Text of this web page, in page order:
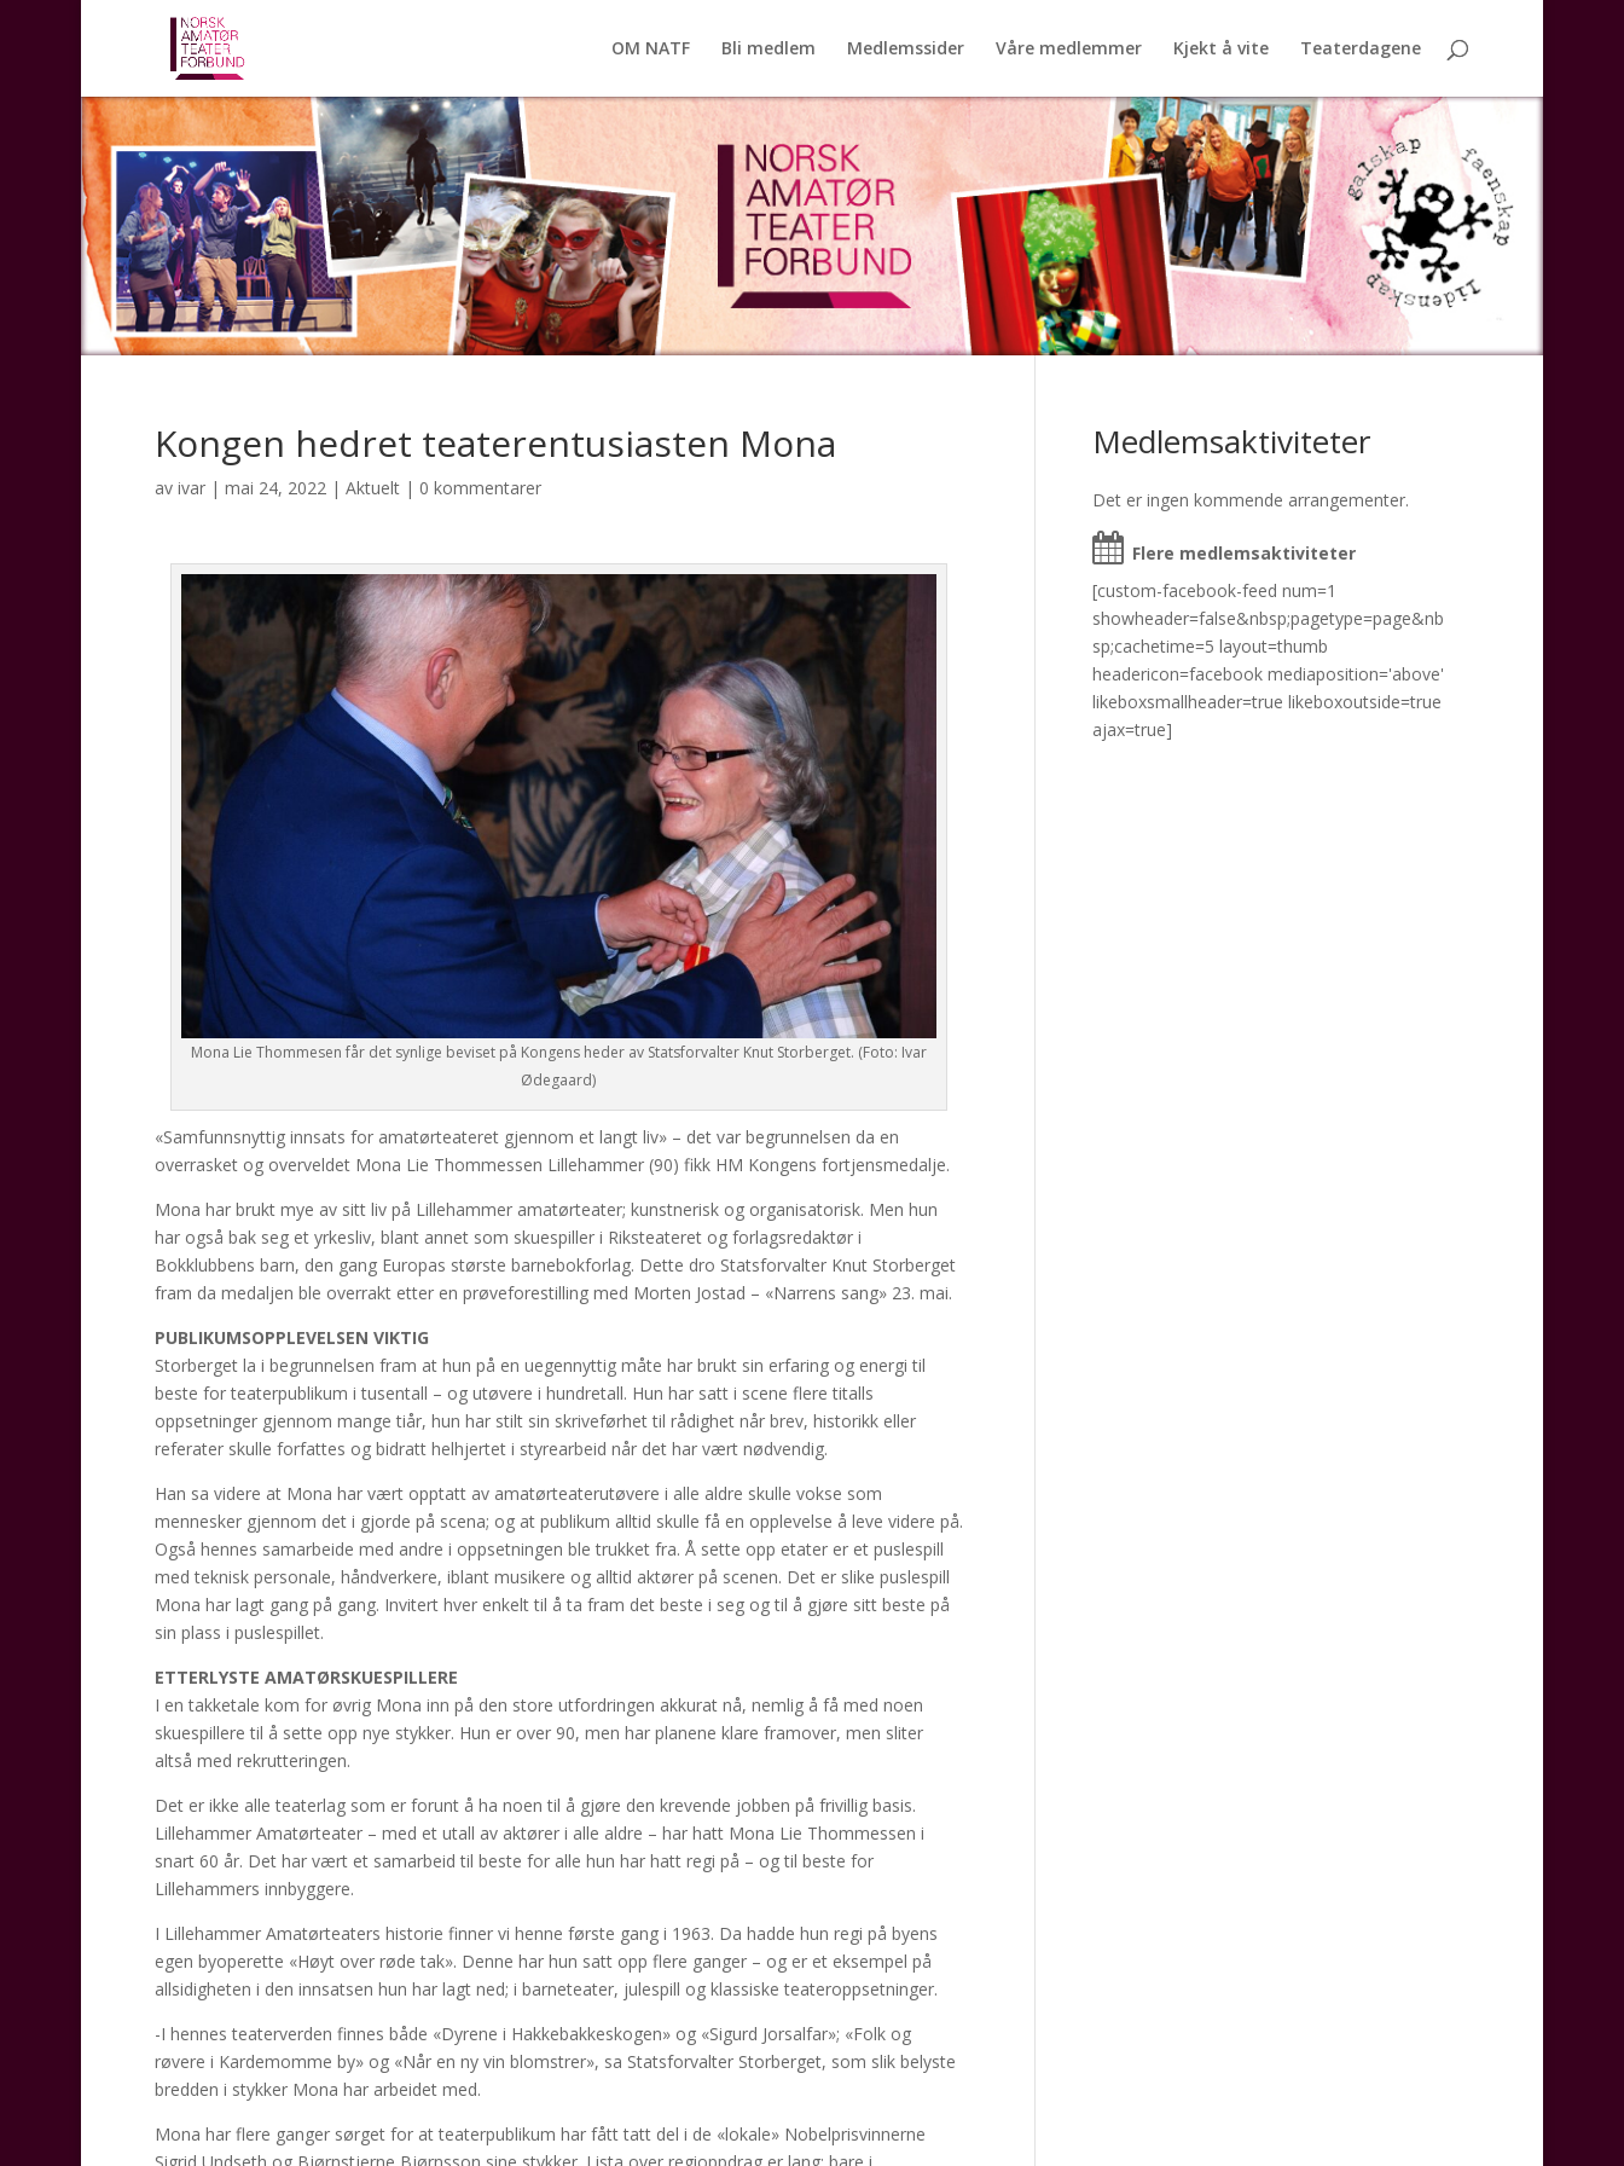
OM NATF Bli medlem Medlemssider Våre medlemmer Kjekt å vite Teaterdagene
Kongen hedret teaterentusiasten Mona
av ivar| mai 24, 2022 | Aktuelt| 0 kommentarer
Mona Lie Thommesen får det synlige beviset på Kongens heder av Statsforvalter Knut Storberget. (Foto: Ivar
Ødegaard)
«Samfunnsnyttig innsats for amatørteateret gjennom et langt liv» – det var begrunnelsen da en
overrasket og overveldet Mona Lie Thommessen Lillehammer (90) fikk HM Kongens fortjensmedalje.
Mona har brukt mye av sitt liv på Lillehammer amatørteater; kunstnerisk og organisatorisk. Men hun
har også bak seg et yrkesliv, blant annet som skuespiller i Riksteateret og forlagsredaktør i
Bokklubbens barn, den gang Europas største barnebokforlag. Dette dro Statsforvalter Knut Storberget
fram da medaljen ble overrakt etter en prøveforestilling med Morten Jostad – «Narrens sang» 23. mai.
PUBLIKUMSOPPLEVELSEN VIKTIG
Storberget la i begrunnelsen fram at hun på en uegennyttig måte har brukt sin erfaring og energi til
beste for teaterpublikum i tusentall – og utøvere i hundretall. Hun har satt i scene flere titalls
oppsetninger gjennom mange tiår, hun har stilt sin skriveførhet til rådighet når brev, historikk eller
referater skulle forfattes og bidratt helhjertet i styrearbeid når det har vært nødvendig.
Han sa videre at Mona har vært opptatt av amatørteaterutøvere i alle aldre skulle vokse som
mennesker gjennom det i gjorde på scena; og at publikum alltid skulle få en opplevelse å leve videre på.
Også hennes samarbeide med andre i oppsetningen ble trukket fra. Å sette opp etater er et puslespill
med teknisk personale, håndverkere, iblant musikere og alltid aktører på scenen. Det er slike puslespill
Mona har lagt gang på gang. Invitert hver enkelt til å ta fram det beste i seg og til å gjøre sitt beste på
sin plass i puslespillet.
ETTERLYSTE AMATØRSKUESPILLERE
I en takketale kom for øvrig Mona inn på den store utfordringen akkurat nå, nemlig å få med noen
skuespillere til å sette opp nye stykker. Hun er over 90, men har planene klare framover, men sliter
altså med rekrutteringen.
Det er ikke alle teaterlag som er forunt å ha noen til å gjøre den krevende jobben på frivillig basis.
Lillehammer Amatørteater – med et utall av aktører i alle aldre – har hatt Mona Lie Thommessen i
snart 60 år. Det har vært et samarbeid til beste for alle hun har hatt regi på – og til beste for
Lillehammers innbyggere.
I Lillehammer Amatørteaters historie finner vi henne første gang i 1963. Da hadde hun regi på byens
egen byoperette «Høyt over røde tak». Denne har hun satt opp flere ganger – og er et eksempel på
allsidigheten i den innsatsen hun har lagt ned; i barneteater, julespill og klassiske teateroppsetninger.
-I hennes teaterverden finnes både «Dyrene i Hakkebakkeskogen» og «Sigurd Jorsalfar»; «Folk og
røvere i Kardemomme by» og «Når en ny vin blomstrer», sa Statsforvalter Storberget, som slik belyste
bredden i stykker Mona har arbeidet med.
Mona har flere ganger sørget for at teaterpublikum har fått tatt del i de «lokale» Nobelprisvinnerne
Medlemsaktiviteter
Det er ingen kommende arrangementer.
Flere medlemsaktiviteter
[custom-facebook-feed num=1
showheader=false&nbsp;pagetype=page&nb
sp;cachetime=5 layout=thumb
headericon=facebook mediaposition='above'
likeboxsmallheader=true likeboxoutside=true
ajax=true]